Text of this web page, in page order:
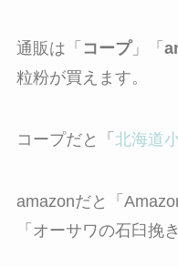
通販は「 コープ」「
粒粉が買えます。
コープだと「 北海道
amazonだと「
「 オーサワの石臼挽